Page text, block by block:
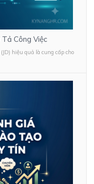
Công Việc
hiệu quả là cung cấp cho